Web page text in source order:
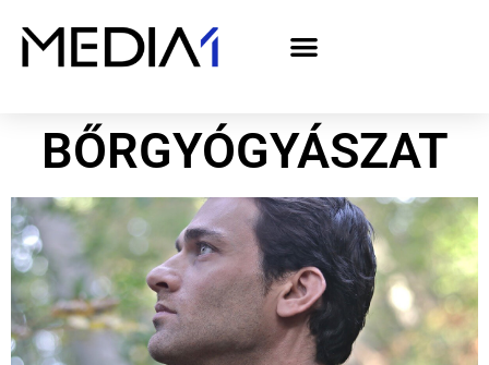
BŐRGYÓGYÁSZAT